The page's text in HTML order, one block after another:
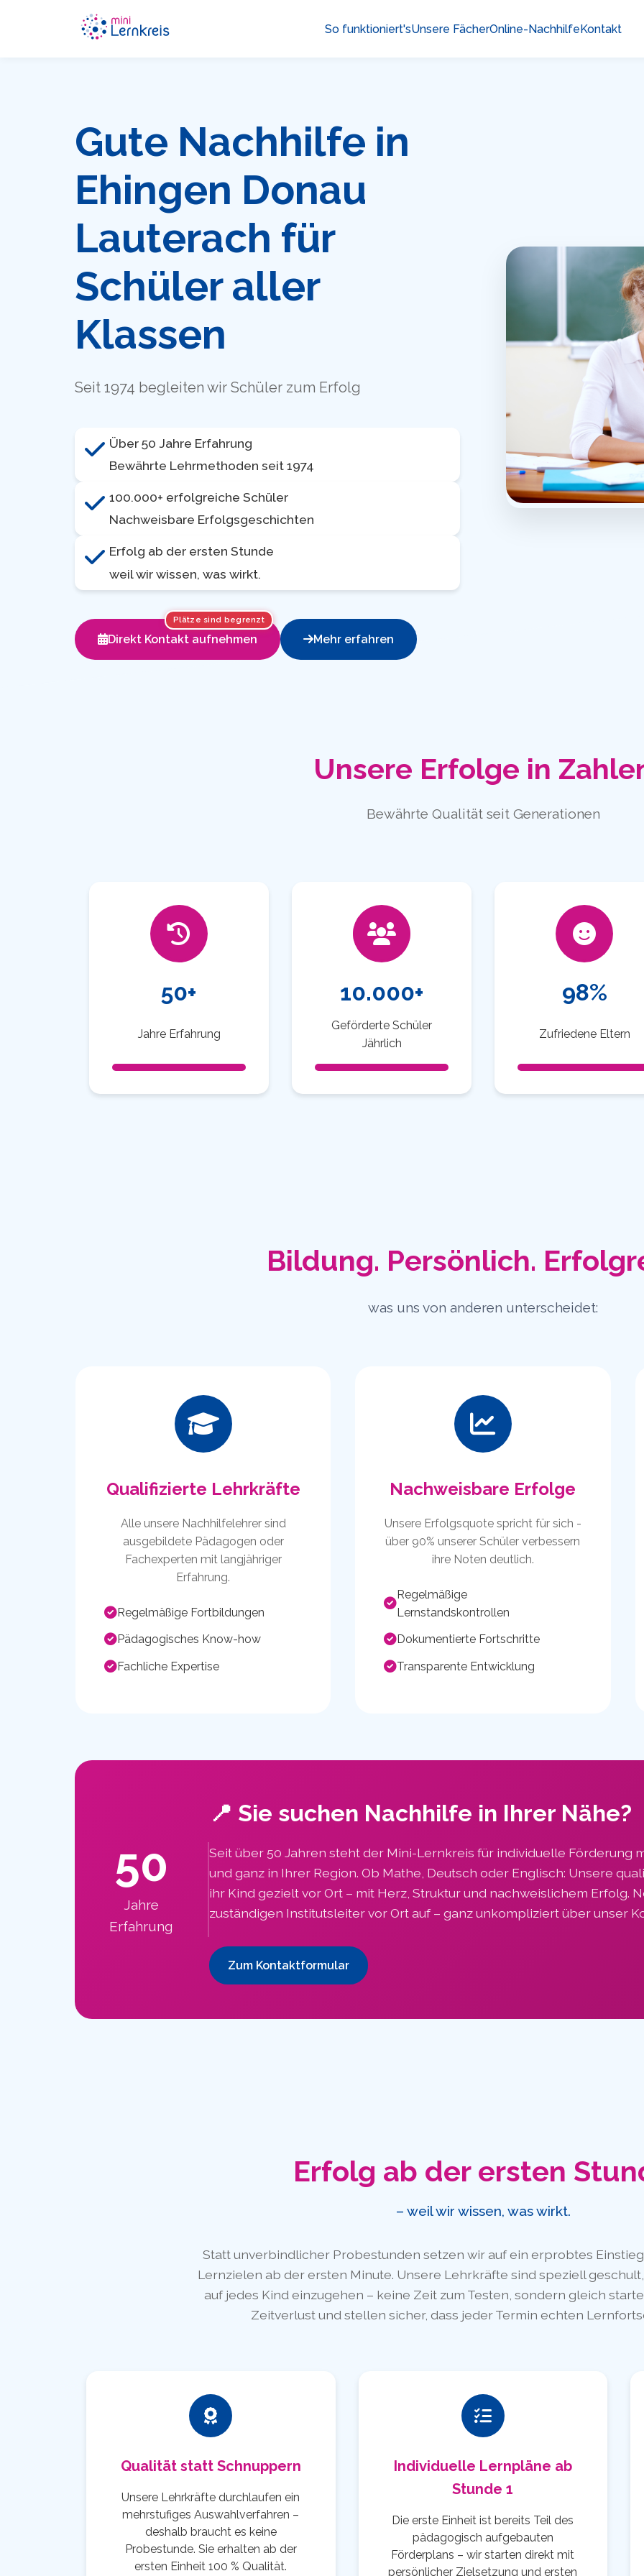
So funktioniert'sUnsere FächerOnline-NachhilfeKontakt
Gute Nachhilfe in
Ehingen Donau
Lauterach für
Schüler aller
Klassen
Seit 1974 begleiten wir Schüler zum Erfolg
Über 50 Jahre Erfahrung
Bewährte Lehrmethoden seit 1974
100.000+ erfolgreiche Schüler
Nachweisbare Erfolgsgeschichten
Erfolg ab der ersten Stunde
weil wir wissen, was wirkt.
Plätze sind begrenzt
Direkt Kontakt aufnehmen Mehr erfahren
Unsere Erfolge in
Bewährte Qualität seit Generationen
50+
Jahre Erfahrung
10.000+
Geförderte Schüler
Jährlich
98%
Zufriedene Eltern
Bildung. Persönlich.
was uns von anderen unterscheidet:
Qualifizierte Lehrkräfte
Alle unsere Nachhilfelehrer sind
ausgebildete Pädagogen oder
Fachexperten mit langjähriger
Erfahrung.
Regelmäßige Fortbildungen
Pädagogisches Know-how
Fachliche Expertise
Nachweisbare Erfolge
Unsere Erfolgsquote spricht für sich -
über 90% unserer Schüler verbessern
ihre Noten deutlich.
Regelmäßige
Lernstandskontrollen
Dokumentierte Fortschritte
Transparente Entwicklung
50
Jahre
Erfahrung
📍 Sie suchen Nachhilfe in Ihrer Nähe?
Seit über 50 Jahren steht der Mini-Lernkreis für individuelle Förderung
und ganz in Ihrer Region. Ob Mathe, Deutsch oder Englisch: Unsere
ihr Kind gezielt vor Ort – mit Herz, Struktur und nachweislichem Erfolg.
zuständigen Institutsleiter vor Ort auf – ganz unkompliziert über unser
Zum Kontaktformular
Erfolg ab der ersten
– weil wir wissen, was wirkt.
Statt unverbindlicher Probestunden setzen wir auf ein erprobtes
Lernzielen ab der ersten Minute. Unsere Lehrkräfte sind speziell
auf jedes Kind einzugehen – keine Zeit zum Testen, sondern gleich
Zeitverlust und stellen sicher, dass jeder Termin echten
Qualität statt Schnuppern
Unsere Lehrkräfte durchlaufen ein
mehrstufiges Auswahlverfahren –
deshalb braucht es keine
Probestunde. Sie erhalten ab der
ersten Einheit 100 % Qualität.
Individuelle Lernpläne ab
Stunde 1
Die erste Einheit ist bereits Teil des
pädagogisch aufgebauten
Förderplans – wir starten direkt mit
persönlicher Zielsetzung und ersten